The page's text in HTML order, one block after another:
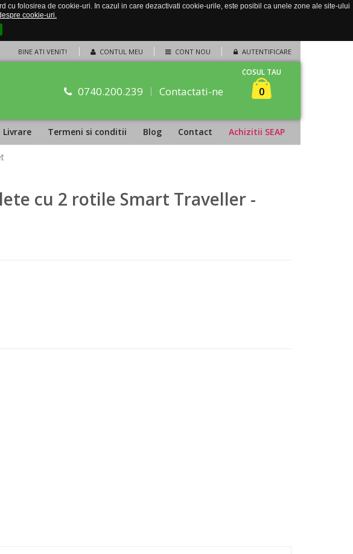
folosirea de cookie-uri. In cazul in care dezactivati cookie-urile, este posibil ca unele zone ale site-ului
cookie-uri.
CONTUL MEU CONT NOU AUTENTIFICARE
BINE ATI VENIT!
0740.200.239 Contactati-ne
COSUL TAU
0
Livrare Termeni si conditii Blog Contact Achizitii SEAP
cu 2 rotile Smart Traveller -